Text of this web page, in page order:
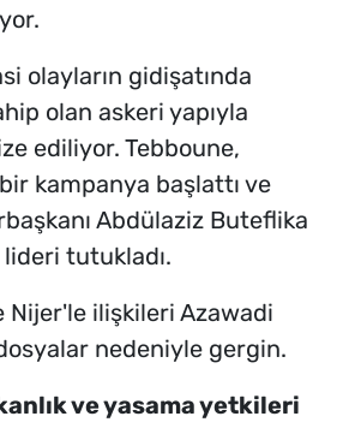
olayların gidişatında
olan askeri yapıyla
ediliyor. Tebboune,
kampanya başlattı ve
Abdülaziz Buteflika
tutukladı.
Nijer'le ilişkileri Azawadi
nedeniyle gergin.
ve yasama yetkileri